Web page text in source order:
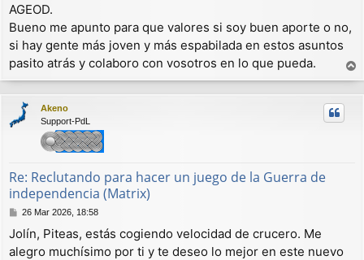
AGEOD.
Bueno me apunto para que valores si soy buen aporte o no,
si hay gente más joven y más espabilada en estos asuntos
pasito atrás y colaboro con vosotros en lo que pueda.
r
r
Akeno
Support-PdL
Re: Reclutando para hacer un juego de la Guerra de
independencia (Matrix)
M
n
s
26 Mar 2026, 18:58
Jolín, Piteas, estás cogiendo velocidad de crucero. Me
alegro muchísimo por ti y te deseo lo mejor en este nuevo